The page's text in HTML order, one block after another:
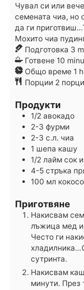
Чувал си или
семената чиа, но
да ги
Мохито чиа
Подготовка 3
Готвене 10
Общо време 1
Порции 2
Продукти
1/2 авокадо
2-3 фурми
2-3 с.л. чиа
1 шепа кашу
1/2 лайм сок
4-5 стръка
100 мл
Приготвяне
Накисвам
лъжица мед
Често ги
сутринта.
Накисвам
минути. През